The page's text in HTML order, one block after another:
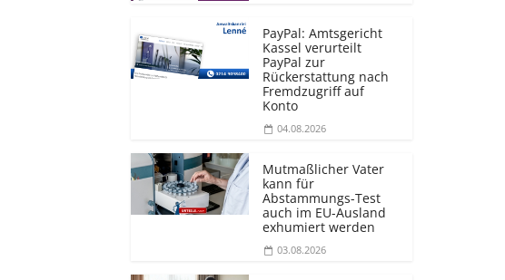
PayPal: Amtsgericht
Kassel verurteilt
PayPal zur
Rückerstattung nach
Fremdzugriff auf
Konto
04.08.2026
Mutmaßlicher Vater
kann für
Abstammungs-Test
auch im EU-Ausland
exhumiert werden
03.08.2026